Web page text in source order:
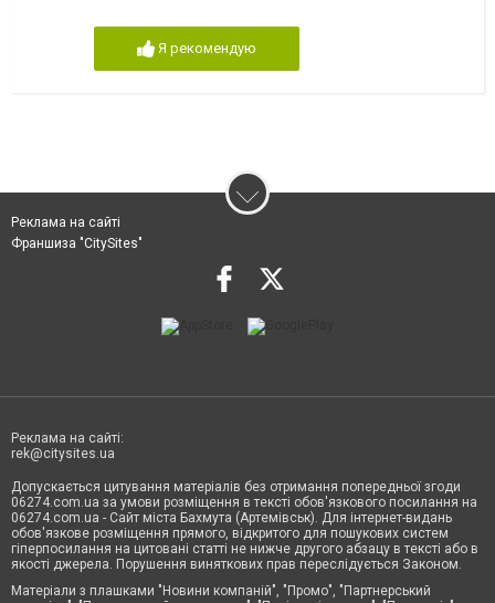
Я рекомендую
Реклама на сайті
Франшиза "CitySites"
Реклама на сайті:
rek@citysites.ua
Допускається цитування матеріалів без отримання попередньої згоди
06274.com.ua за умови розміщення в тексті обов'язкового посилання на
06274.com.ua - Сайт міста Бахмута (Артемівськ). Для інтернет-видань
обов'язкове розміщення прямого, відкритого для пошукових систем
гіперпосилання на цитовані статті не нижче другого абзацу в тексті або в
якості джерела. Порушення виняткових прав переслідується Законом.
Матеріали з плашками "Новини компаній", "Промо", "Партнерський